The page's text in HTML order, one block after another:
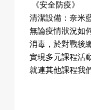
《安全防疫》
清潔設備：奈米
無論疫情狀況如
消毒，於對戰後
實現多元課程活
就連其他課程我